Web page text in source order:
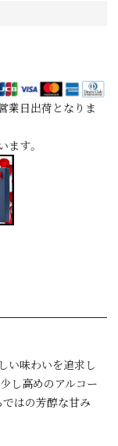
業日出荷となりま
す。
い味わいを追求し
し高めのアルコー
ではの芳醇な甘み